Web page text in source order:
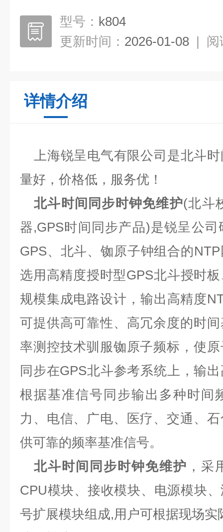
型号： k804
更新时间： 2026-01-08 | 阅
详情介绍
上海锐呈电气有限公司是北斗
量好，价格低，服务优！
北斗时间同步时钟免维护(北斗
器,GPS时间同步产品)是锐呈公司
GPS、北斗、铷原子钟组合的NTP
选用高精度授时型GPS北斗授时
规模集成电路设计，输出高精度
可提供高可靠性、高冗余度的时
率测控技术驯服铷原子频标，使
同步在GPS北斗参考系统上，输
根据基准信号同步输出多种时间
力、电信、广电、医疗、交通、
供可靠的频率基准信号。
北斗时间同步时钟免维护 ，采
CPU模块、接收模块、电源模块
号扩展模块组成,用户可根据现场